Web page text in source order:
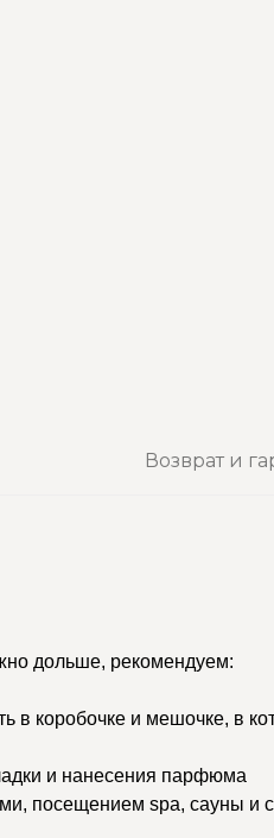
Возврат и
дольше, рекомендуем:
в коробочке и мешочке, в
и нанесения парфюма
посещением spa, сауны и